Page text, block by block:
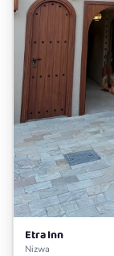
Etra Inn
Nizwa